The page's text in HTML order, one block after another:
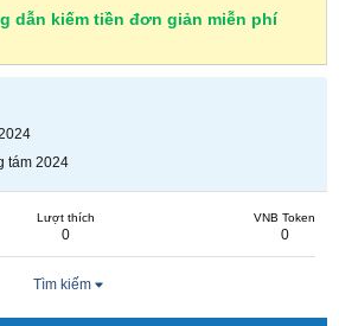
dẫn kiếm tiền đơn giản miễn phí
tám 2024
Lượt thích
0
VNB Token
0
Tìm kiếm